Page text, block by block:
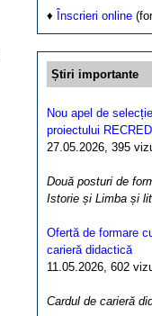
♦ Înscrieri online
Știri importante
Nou apel de
proiectului RECRED
27.05.2026, 395
Două posturi de
Istorie și Limba și
Ofertă de formare
carieră didactică
11.05.2026, 602
Cardul de carieră